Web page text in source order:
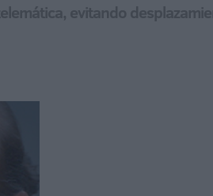
evitando